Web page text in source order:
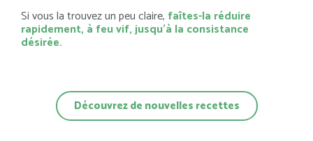
Si vous la trouvez un peu claire, faîtes-la réduire
rapidement, à feu vif, jusqu’à la consistance
désirée.
Découvrez de nouvelles recettes